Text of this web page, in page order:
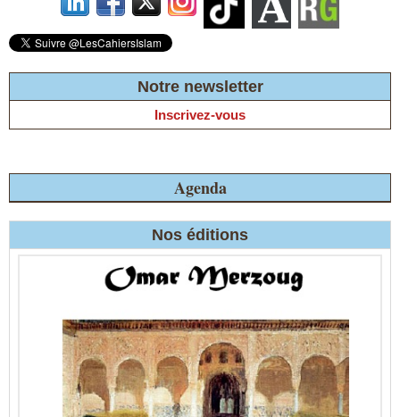
Notre newsletter
Inscrivez-vous
Agenda
Nos éditions